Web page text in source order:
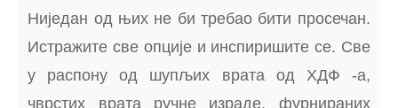
Ниједан од њих не би требао бити просечан.
Истражите све опције и инспиришите се. Све
у распону од шупљих врата од ХДФ -а,
чврстих врата ручне израде, фурнираних